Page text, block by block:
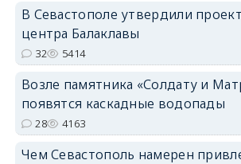
В Севастополе утвердили
центра Балаклавы
32 5414
Возле памятника «Солдату и
появятся каскадные водопады
28 4163
Чем Севастополь намерен